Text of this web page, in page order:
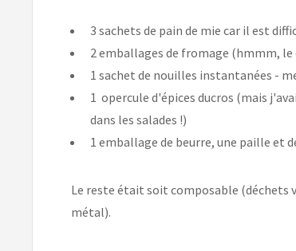
3 sachets de pain de mie car il est
2 emballages de fromage (hmmm, le
1 sachet de nouilles instantanées -
1 opercule d'épices ducros (mais
dans les salades !)
1 emballage de beurre, une paille et
Le reste était soit composable (déchets
métal).